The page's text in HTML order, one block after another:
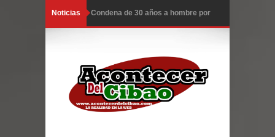
Noticias EDENORTE invierte más de 640
EE.UU. hace nuevos ataques a Irán;
hay 3 muertos y 2 heridos